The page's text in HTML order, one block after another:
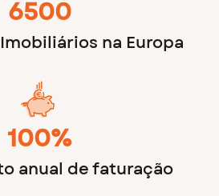
6500
na Europa
100%
anual de faturação